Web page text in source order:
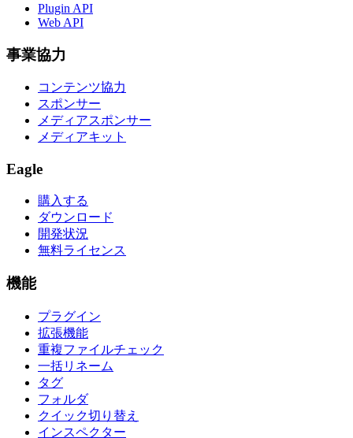
Plugin API
Web API
事業協力
コンテンツ協力
スポンサー
メディアスポンサー
メディアキット
Eagle
購入する
ダウンロード
開発状況
無料ライセンス
機能
プラグイン
拡張機能
重複ファイルチェック
一括リネーム
タグ
フォルダ
クイック切り替え
インスペクター